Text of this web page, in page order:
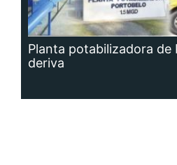
Planta potabilizadora de
deriva